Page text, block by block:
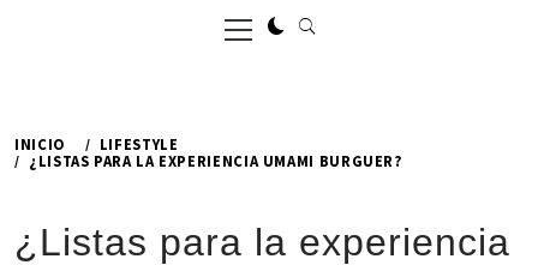
Menú
principal
INICIO
LIFESTYLE
¿LISTAS PARA LA EXPERIENCIA UMAMI BURGUER?
¿Listas para la experiencia